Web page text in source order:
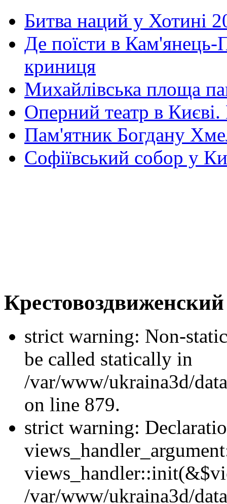
Битва наций у Хотині
Де поїсти в Кам'янець-
криниця
Михайлівська площа
Оперний театр в
Пам'ятник Богдану
Софіївський собор у
strict warning: Non-
be called statically in
/var/www/ukraina3d/
on line 879.
strict warning:
/var/www/ukraina3d/